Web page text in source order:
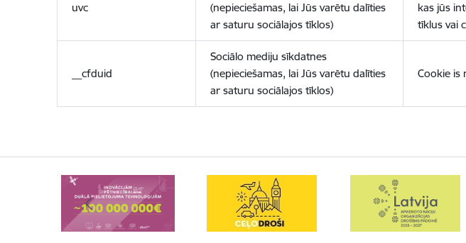
uvc
(nepieciešamas, lai Jūs varētu dalīties
ar saturu sociālajos tīklos)
kas jūs
tīklus vai
__cfduid
Sociālo mediju sīkdatnes
(nepieciešamas, lai Jūs varētu dalīties
ar saturu sociālajos tīklos)
Cookie is